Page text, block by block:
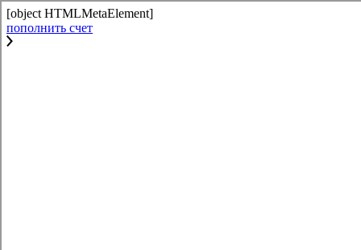
[object HTMLMetaElement]
пополнить счет